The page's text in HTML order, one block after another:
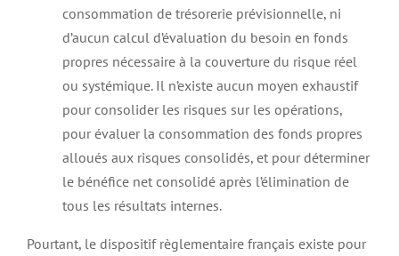
consommation de trésorerie prévisionnelle, ni
d’aucun calcul d’évaluation du besoin en fonds
propres nécessaire à la couverture du risque réel
ou systémique. Il n’existe aucun moyen exhaustif
pour consolider les risques sur les opérations,
pour évaluer la consommation des fonds propres
alloués aux risques consolidés, et pour déterminer
le bénéfice net consolidé après l’élimination de
tous les résultats internes.
Pourtant, le dispositif règlementaire français existe pour